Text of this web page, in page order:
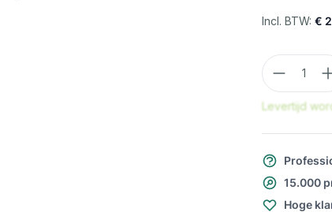
€
Aantal
Levertijd
15.000
Hoge